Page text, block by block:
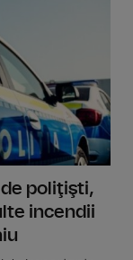
de poliţişti,
incendii